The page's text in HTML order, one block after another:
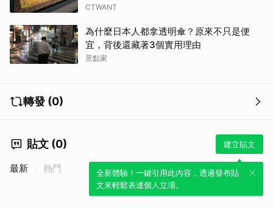
CTWANT
為什麼日本人都拿透明傘？原來不只是便
宜，背後還藏著3個實用理由
景點家
轉發 (0)
貼文 (0) 建立貼文
全新體驗！一鍵引用此內容，透過發布貼
文來輕鬆表達個人立場。
最新 熱門